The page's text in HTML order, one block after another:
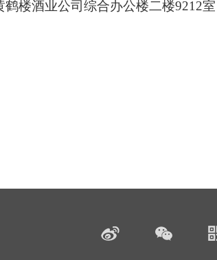
鹤楼酒业公司综合办公楼二楼9212室